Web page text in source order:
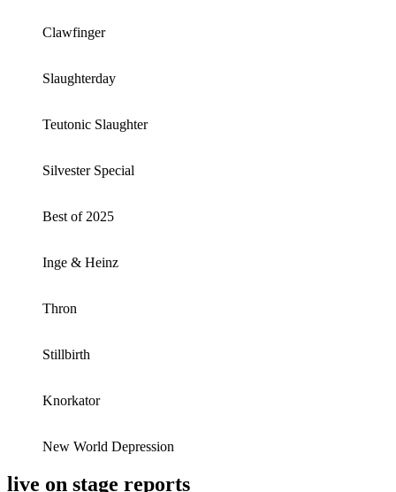
Clawfinger
Slaughterday
Teutonic Slaughter
Silvester Special
Best of 2025
Inge & Heinz
Thron
Stillbirth
Knorkator
New World Depression
live on stage reports